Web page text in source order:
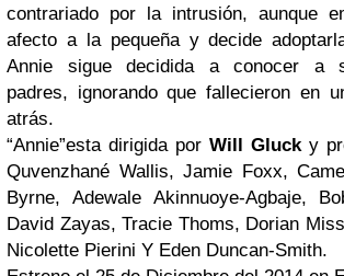
contrariado por la intrusión, aunque
afecto a la pequeña y decide
Annie sigue decidida a conocer a
padres, ignorando que fallecieron en
atrás.
“Annie”esta dirigida por Will Glucky
Quvenzhané Wallis, Jamie Foxx,
Byrne, Adewale Akinnuoye-Agbaje,
David Zayas, Tracie Thoms, Dorian
Nicolette Pierini Y Eden Duncan-Smith.